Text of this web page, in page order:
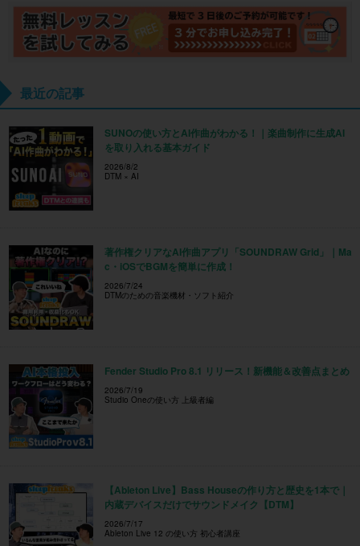
最近の記事
SUNOの使い方とAI作曲がわかる！｜楽曲制作に生成AI
を取り入れる基本ガイド
2026/8/2
DTM × AI
著作権クリアなAI作曲アプリ「SOUNDRAW Grid」｜Ma
c・iOSでBGMを簡単に作成！
2026/7/24
DTMのための音楽機材・ソフト紹介
Fender Studio Pro 8.1 リリース！新機能＆改善点まとめ
2026/7/19
Studio Oneの使い方 上級者編
【Ableton Live】Bass Houseの作り方と歴史を1本で｜
内蔵デバイスだけでサウンドメイク【DTM】
2026/7/17
Ableton Live 12 の使い方 初心者講座